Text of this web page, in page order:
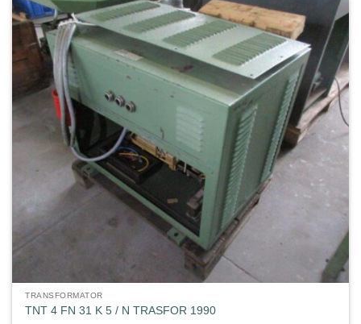
TRANSFORMATOR
TNT 4 FN 31 K 5 / N TRASFOR 1990